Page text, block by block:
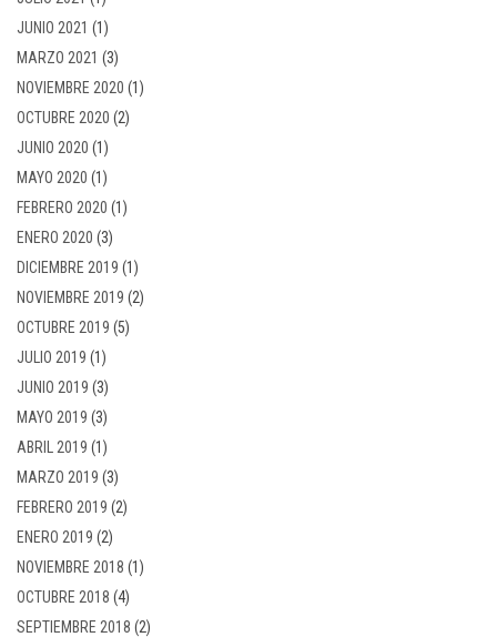
JUNIO 2021 (1)
MARZO 2021 (3)
NOVIEMBRE 2020 (1)
OCTUBRE 2020 (2)
JUNIO 2020 (1)
MAYO 2020 (1)
FEBRERO 2020 (1)
ENERO 2020 (3)
DICIEMBRE 2019 (1)
NOVIEMBRE 2019 (2)
OCTUBRE 2019 (5)
JULIO 2019 (1)
JUNIO 2019 (3)
MAYO 2019 (3)
ABRIL 2019 (1)
MARZO 2019 (3)
FEBRERO 2019 (2)
ENERO 2019 (2)
NOVIEMBRE 2018 (1)
OCTUBRE 2018 (4)
SEPTIEMBRE 2018 (2)